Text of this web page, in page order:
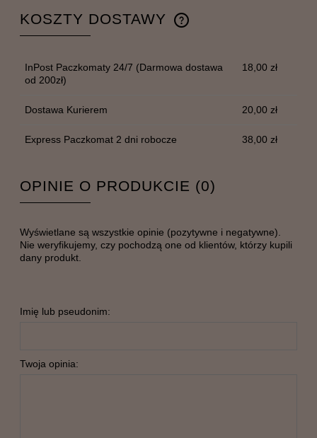
KOSZTY DOSTAWY
CENA NIE ZAWIERA EWENTUALNYCH KOSZTÓW
InPost Paczkomaty 24/7 (Darmowa dostawa
od 200zł)
18,00 zł
Dostawa Kurierem 20,00 zł
Express Paczkomat 2 dni robocze 38,00 zł
OPINIE O PRODUKCIE (0)
Wyświetlane są wszystkie opinie (pozytywne i negatywne).
Nie weryfikujemy, czy pochodzą one od klientów, którzy kupili
dany produkt.
Imię lub pseudonim:
Twoja opinia: